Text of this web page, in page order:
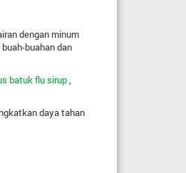
dengan minum
buahan dan
batuk flu sirup,
daya tahan